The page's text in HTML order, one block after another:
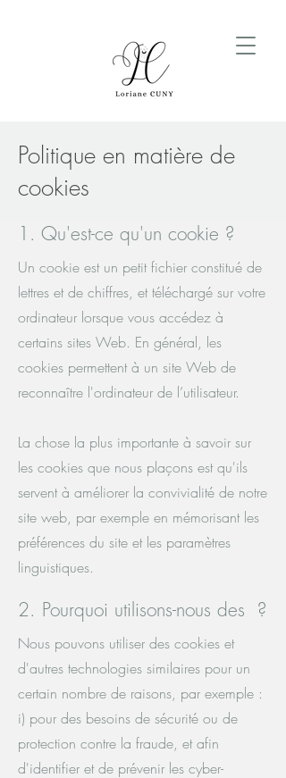
Politique en matière de
cookies
1. Qu'est-ce qu'un cookie ?
Un cookie est un petit fichier constitué de
lettres et de chiffres, et téléchargé sur votre
ordinateur lorsque vous accédez à
certains sites Web. En général, les
cookies permettent à un site Web de
reconnaître l'ordinateur de l’utilisateur.
La chose la plus importante à savoir sur
les cookies que nous plaçons est qu'ils
servent à améliorer la convivialité de notre
site web, par exemple en mémorisant les
préférences du site et les paramètres
linguistiques.
2. Pourquoi utilisons-nous des ?
Nous pouvons utiliser des cookies et
d'autres technologies similaires pour un
certain nombre de raisons, par exemple :
i) pour des besoins de sécurité ou de
protection contre la fraude, et afin
d'identifier et de prévenir les cyber-